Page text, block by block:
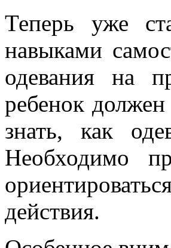
Теперь уже
навыками
одевания на
ребенок
знать, как
Необходимо
действия.